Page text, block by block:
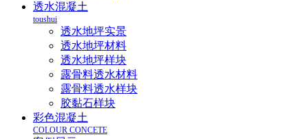
透水混凝土
toushui
透水地坪实景
透水地坪材料
透水地坪样块
露骨料透水材料
露骨料透水样块
胶黏石样块
彩色混凝土
COLOUR CONCETE